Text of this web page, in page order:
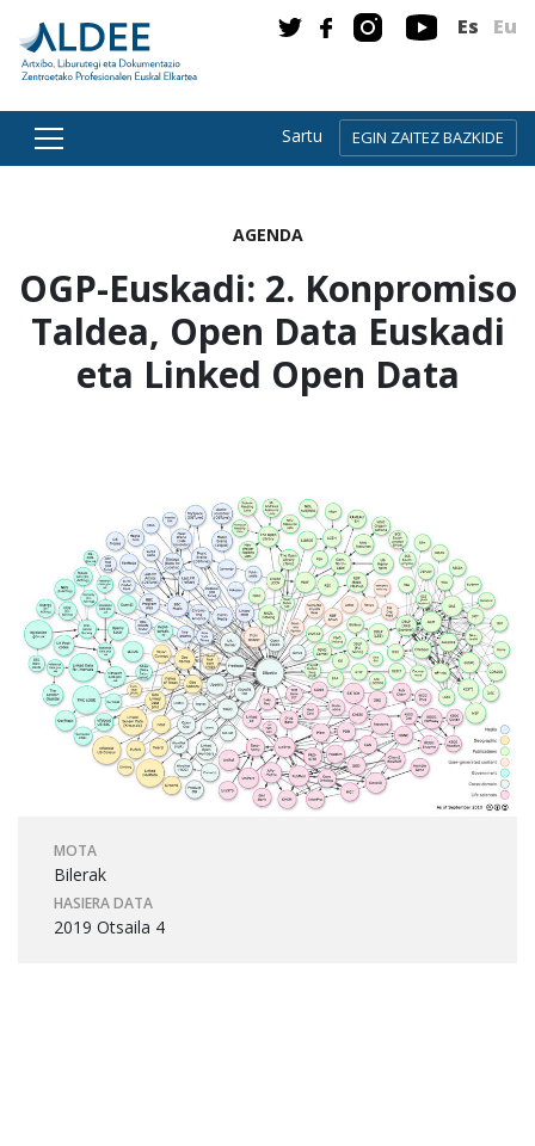
Es Eu
Sartu EGIN ZAITEZ BAZKIDE
AGENDA
OGP-Euskadi: 2. Konpromiso
Taldea, Open Data Euskadi
eta Linked Open Data
MOTA
Bilerak
HASIERA DATA
2019 Otsaila 4